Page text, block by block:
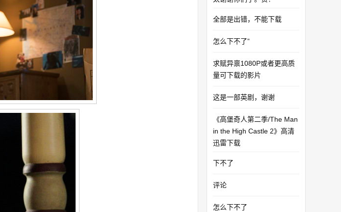
全部是出错，不能下载
怎么下不了”
求赋异禀1080P或者更高质
量可下载的影片
这是一部英剧，谢谢
《高堡奇人第二季/The Man
in the High Castle 2》高清
迅雷下载
下不了
评论
怎么下不了